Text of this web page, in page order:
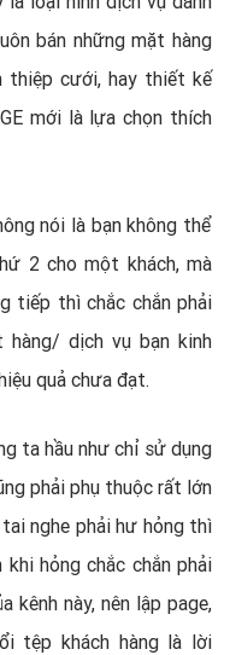
bán những mặt hàng
thiệp cưới, hay thiết kế
mới là lựa chọn thích
nói là bạn không thể
2 cho một khách, mà
tiếp thì chắc chắn phải
dịch vụ bạn kinh
quả chưa đạt.
ta hầu như chỉ sử dụng
phải phụ thuộc rất lớn
nghe phải hư hỏng thì
hỏng chắc chắn phải
kênh này, nên lập page,
tệp khách hàng là lời